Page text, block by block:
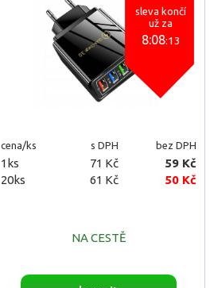
sleva končí
už za
8:08:11
cena/ks s DPH bez DPH
1ks 71 Kč
59 Kč
20ks
61 Kč 50 Kč
NA CESTĚ